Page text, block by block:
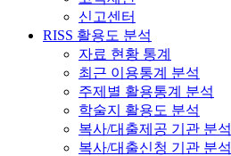
신고센터
RISS 활용도 분석
자료 현황 통계
최근 이용통계 분석
주제별 활용통계 분석
학술지 활용도 분석
복사/대출제공 기관 분석
복사/대출신청 기관 분석